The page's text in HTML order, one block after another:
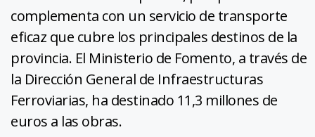
complementa con un servicio de transporte
eficaz que cubre los principales destinos de la
provincia. El Ministerio de Fomento, a través de
la Dirección General de Infraestructuras
Ferroviarias, ha destinado 11,3 millones de
euros a las obras.